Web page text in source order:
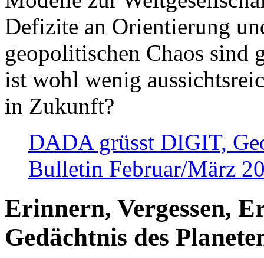
Defizite an Orientierung
geopolitischen Chaos sind
ist wohl wenig
in Zukunft?
DADA grüsst DIGIT,
Bulletin Februar/März
Erinnern, Vergessen,
Gedächtnis des